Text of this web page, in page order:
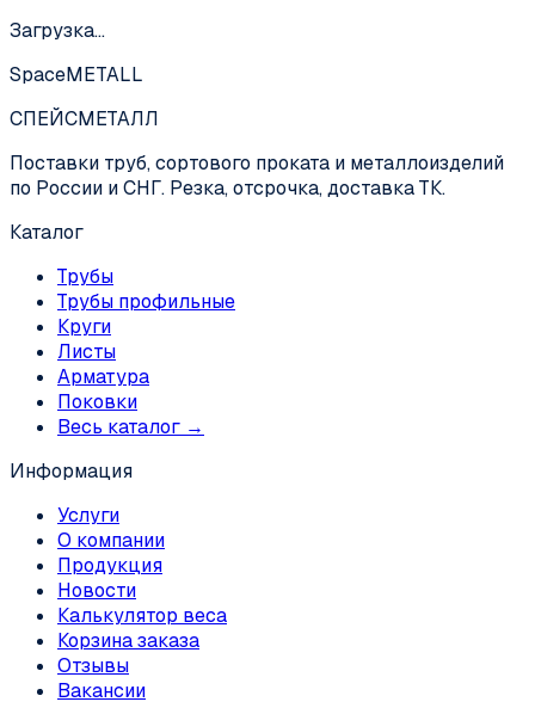
Загрузка…
SpaceMETALL
СПЕЙСМЕТАЛЛ
Поставки труб, сортового проката и металлоизделий
по России и СНГ. Резка, отсрочка, доставка ТК.
Каталог
Трубы
Трубы профильные
Круги
Листы
Арматура
Поковки
Весь каталог →
Информация
Услуги
О компании
Продукция
Новости
Калькулятор веса
Корзина заказа
Отзывы
Вакансии